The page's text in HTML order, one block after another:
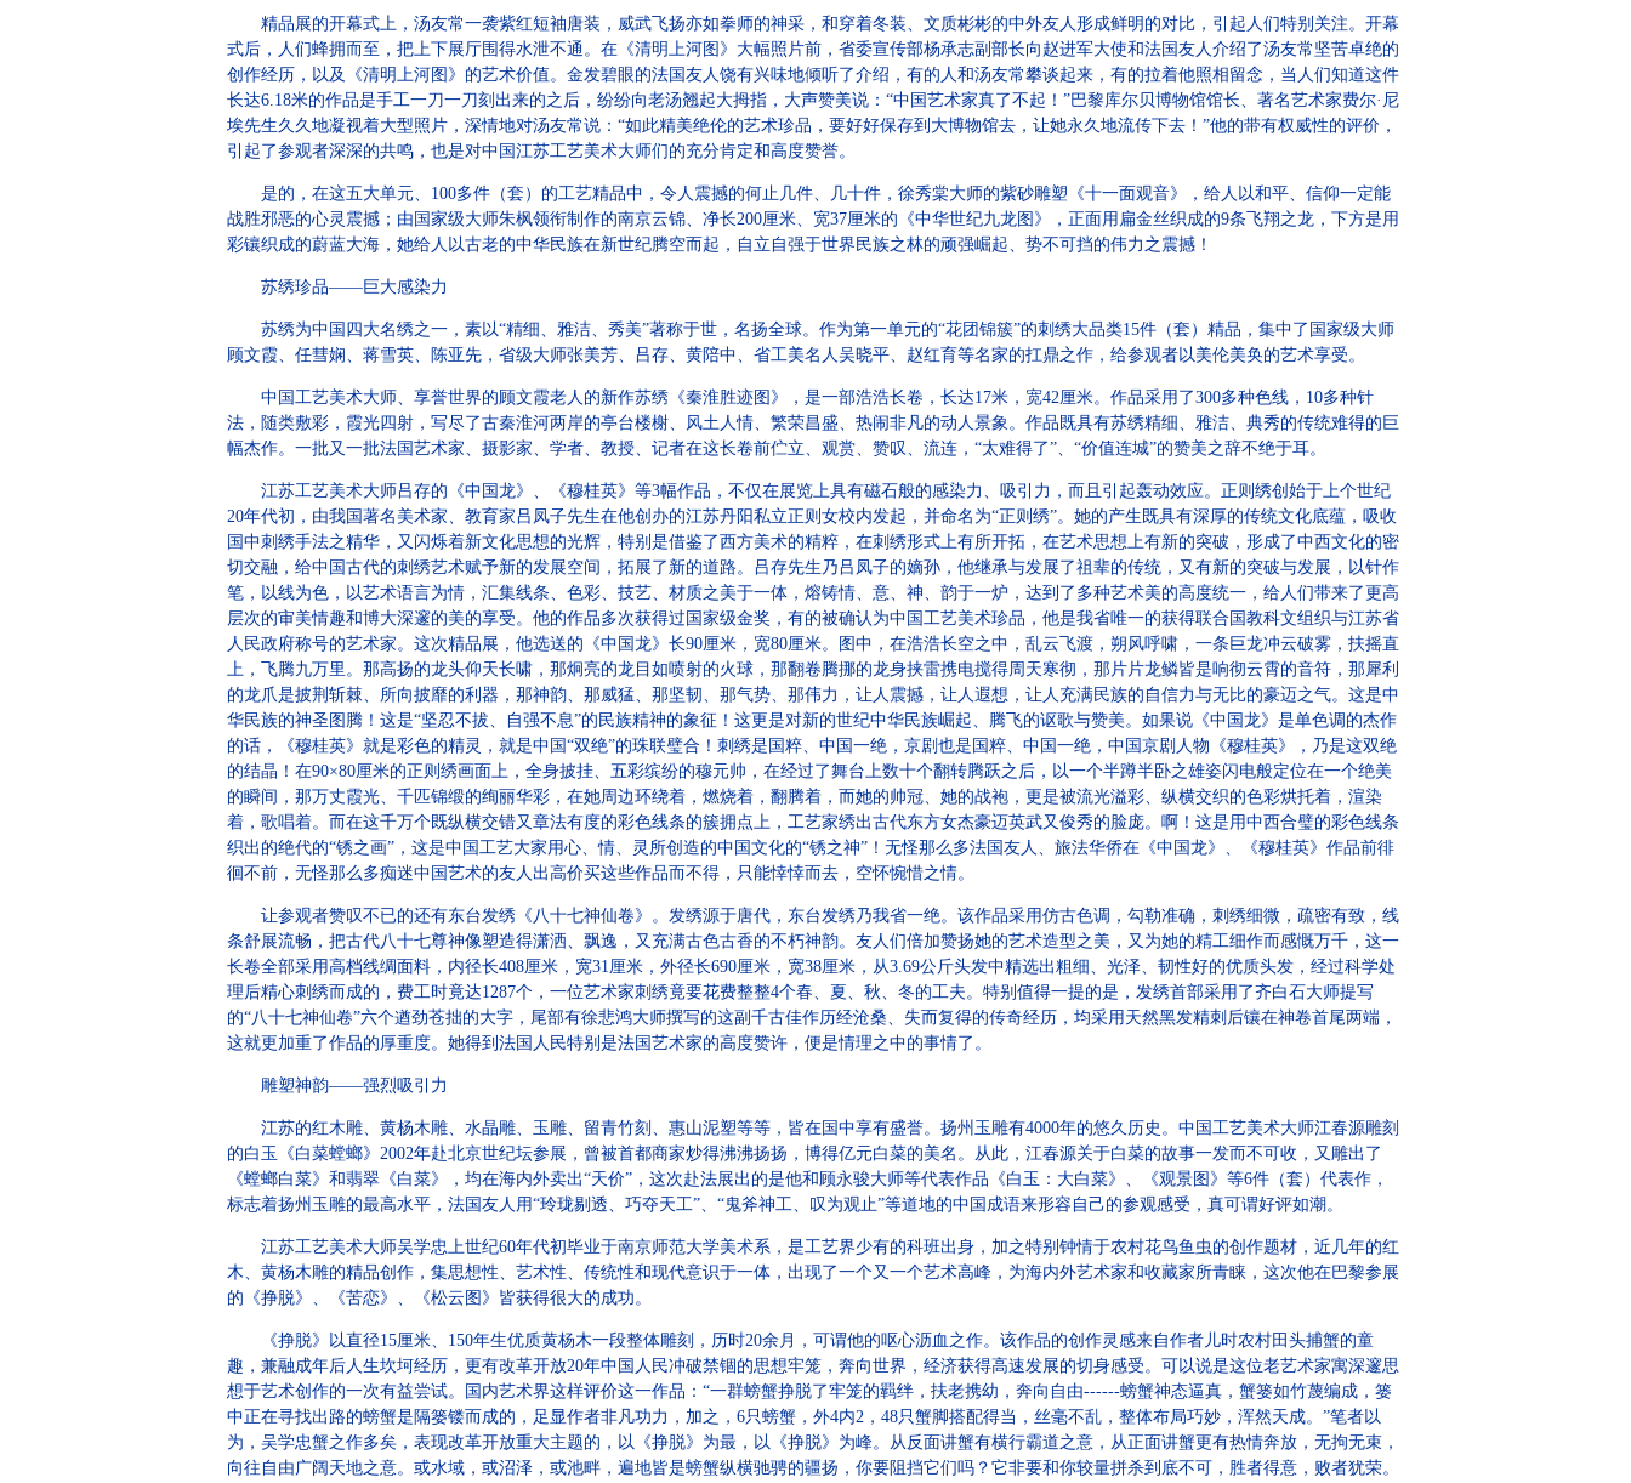
精品展的开幕式上，汤友常一袭紫红短袖唐装，威武飞扬亦如拳师的神采，和穿着冬装、文质彬彬的中外友人形成鲜明的对比，引起人们特别关注。开幕
式后，人们蜂拥而至，把上下展厅围得水泄不通。在《清明上河图》大幅照片前，省委宣传部杨承志副部长向赵进军大使和法国友人介绍了汤友常坚苦卓绝的
创作经历，以及《清明上河图》的艺术价值。金发碧眼的法国友人饶有兴味地倾听了介绍，有的人和汤友常攀谈起来，有的拉着他照相留念，当人们知道这件
长达6.18米的作品是手工一刀一刀刻出来的之后，纷纷向老汤翘起大拇指，大声赞美说：“中国艺术家真了不起！”巴黎库尔贝博物馆馆长、著名艺术家费尔·尼
埃先生久久地凝视着大型照片，深情地对汤友常说：“如此精美绝伦的艺术珍品，要好好保存到大博物馆去，让她永久地流传下去！”他的带有权威性的评价，
引起了参观者深深的共鸣，也是对中国江苏工艺美术大师们的充分肯定和高度赞誉。
是的，在这五大单元、100多件（套）的工艺精品中，令人震撼的何止几件、几十件，徐秀棠大师的紫砂雕塑《十一面观音》，给人以和平、信仰一定能
战胜邪恶的心灵震撼；由国家级大师朱枫领衔制作的南京云锦、净长200厘米、宽37厘米的《中华世纪九龙图》，正面用扁金丝织成的9条飞翔之龙，下方是用
彩镶织成的蔚蓝大海，她给人以古老的中华民族在新世纪腾空而起，自立自强于世界民族之林的顽强崛起、势不可挡的伟力之震撼！
苏绣珍品——巨大感染力
苏绣为中国四大名绣之一，素以“精细、雅洁、秀美”著称于世，名扬全球。作为第一单元的“花团锦簇”的刺绣大品类15件（套）精品，集中了国家级大师
顾文霞、任彗娴、蒋雪英、陈亚先，省级大师张美芳、吕存、黄陪中、省工美名人吴晓平、赵红育等名家的扛鼎之作，给参观者以美伦美奂的艺术享受。
中国工艺美术大师、享誉世界的顾文霞老人的新作苏绣《秦淮胜迹图》，是一部浩浩长卷，长达17米，宽42厘米。作品采用了300多种色线，10多种针
法，随类敷彩，霞光四射，写尽了古秦淮河两岸的亭台楼榭、风土人情、繁荣昌盛、热闹非凡的动人景象。作品既具有苏绣精细、雅洁、典秀的传统难得的巨
幅杰作。一批又一批法国艺术家、摄影家、学者、教授、记者在这长卷前伫立、观赏、赞叹、流连，“太难得了”、“价值连城”的赞美之辞不绝于耳。
江苏工艺美术大师吕存的《中国龙》、《穆桂英》等3幅作品，不仅在展览上具有磁石般的感染力、吸引力，而且引起轰动效应。正则绣创始于上个世纪
20年代初，由我国著名美术家、教育家吕凤子先生在他创办的江苏丹阳私立正则女校内发起，并命名为“正则绣”。她的产生既具有深厚的传统文化底蕴，吸收
国中刺绣手法之精华，又闪烁着新文化思想的光辉，特别是借鉴了西方美术的精粹，在刺绣形式上有所开拓，在艺术思想上有新的突破，形成了中西文化的密
切交融，给中国古代的刺绣艺术赋予新的发展空间，拓展了新的道路。吕存先生乃吕凤子的嫡孙，他继承与发展了祖辈的传统，又有新的突破与发展，以针作
笔，以线为色，以艺术语言为情，汇集线条、色彩、技艺、材质之美于一体，熔铸情、意、神、韵于一炉，达到了多种艺术美的高度统一，给人们带来了更高
层次的审美情趣和博大深邃的美的享受。他的作品多次获得过国家级金奖，有的被确认为中国工艺美术珍品，他是我省唯一的获得联合国教科文组织与江苏省
人民政府称号的艺术家。这次精品展，他选送的《中国龙》长90厘米，宽80厘米。图中，在浩浩长空之中，乱云飞渡，朔风呼啸，一条巨龙冲云破雾，扶摇直
上，飞腾九万里。那高扬的龙头仰天长啸，那炯亮的龙目如喷射的火球，那翻卷腾挪的龙身挟雷携电搅得周天寒彻，那片片龙鳞皆是响彻云霄的音符，那犀利
的龙爪是披荆斩棘、所向披靡的利器，那神韵、那威猛、那坚韧、那气势、那伟力，让人震撼，让人遐想，让人充满民族的自信力与无比的豪迈之气。这是中
华民族的神圣图腾！这是“坚忍不拔、自强不息”的民族精神的象征！这更是对新的世纪中华民族崛起、腾飞的讴歌与赞美。如果说《中国龙》是单色调的杰作
的话，《穆桂英》就是彩色的精灵，就是中国“双绝”的珠联璧合！刺绣是国粹、中国一绝，京剧也是国粹、中国一绝，中国京剧人物《穆桂英》，乃是这双绝
的结晶！在90×80厘米的正则绣画面上，全身披挂、五彩缤纷的穆元帅，在经过了舞台上数十个翻转腾跃之后，以一个半蹲半卧之雄姿闪电般定位在一个绝美
的瞬间，那万丈霞光、千匹锦缎的绚丽华彩，在她周边环绕着，燃烧着，翻腾着，而她的帅冠、她的战袍，更是被流光溢彩、纵横交织的色彩烘托着，渲染
着，歌唱着。而在这千万个既纵横交错又章法有度的彩色线条的簇拥点上，工艺家绣出古代东方女杰豪迈英武又俊秀的脸庞。啊！这是用中西合璧的彩色线条
织出的绝代的“锈之画”，这是中国工艺大家用心、情、灵所创造的中国文化的“锈之神”！无怪那么多法国友人、旅法华侨在《中国龙》、《穆桂英》作品前徘
徊不前，无怪那么多痴迷中国艺术的友人出高价买这些作品而不得，只能悻悻而去，空怀惋惜之情。
让参观者赞叹不已的还有东台发绣《八十七神仙卷》。发绣源于唐代，东台发绣乃我省一绝。该作品采用仿古色调，勾勒准确，刺绣细微，疏密有致，线
条舒展流畅，把古代八十七尊神像塑造得潇洒、飘逸，又充满古色古香的不朽神韵。友人们倍加赞扬她的艺术造型之美，又为她的精工细作而感慨万千，这一
长卷全部采用高档线绸面料，内径长408厘米，宽31厘米，外径长690厘米，宽38厘米，从3.69公斤头发中精选出粗细、光泽、韧性好的优质头发，经过科学处
理后精心刺绣而成的，费工时竟达1287个，一位艺术家刺绣竟要花费整整4个春、夏、秋、冬的工夫。特别值得一提的是，发绣首部采用了齐白石大师提写
的“八十七神仙卷”六个遒劲苍拙的大字，尾部有徐悲鸿大师撰写的这副千古佳作历经沧桑、失而复得的传奇经历，均采用天然黑发精刺后镶在神卷首尾两端，
这就更加重了作品的厚重度。她得到法国人民特别是法国艺术家的高度赞许，便是情理之中的事情了。
雕塑神韵——强烈吸引力
江苏的红木雕、黄杨木雕、水晶雕、玉雕、留青竹刻、惠山泥塑等等，皆在国中享有盛誉。扬州玉雕有4000年的悠久历史。中国工艺美术大师江春源雕刻
的白玉《白菜螳螂》2002年赴北京世纪坛参展，曾被首都商家炒得沸沸扬扬，博得亿元白菜的美名。从此，江春源关于白菜的故事一发而不可收，又雕出了
《螳螂白菜》和翡翠《白菜》，均在海内外卖出“天价”，这次赴法展出的是他和顾永骏大师等代表作品《白玉：大白菜》、《观景图》等6件（套）代表作，
标志着扬州玉雕的最高水平，法国友人用“玲珑剔透、巧夺天工”、“鬼斧神工、叹为观止”等道地的中国成语来形容自己的参观感受，真可谓好评如潮。
江苏工艺美术大师吴学忠上世纪60年代初毕业于南京师范大学美术系，是工艺界少有的科班出身，加之特别钟情于农村花鸟鱼虫的创作题材，近几年的红
木、黄杨木雕的精品创作，集思想性、艺术性、传统性和现代意识于一体，出现了一个又一个艺术高峰，为海内外艺术家和收藏家所青睐，这次他在巴黎参展
的《挣脱》、《苦恋》、《松云图》皆获得很大的成功。
《挣脱》以直径15厘米、150年生优质黄杨木一段整体雕刻，历时20余月，可谓他的呕心沥血之作。该作品的创作灵感来自作者儿时农村田头捕蟹的童
趣，兼融成年后人生坎坷经历，更有改革开放20年中国人民冲破禁锢的思想牢笼，奔向世界，经济获得高速发展的切身感受。可以说是这位老艺术家寓深邃思
想于艺术创作的一次有益尝试。国内艺术界这样评价这一作品：“一群螃蟹挣脱了牢笼的羁绊，扶老携幼，奔向自由------螃蟹神态逼真，蟹篓如竹蔑编成，篓
中正在寻找出路的螃蟹是隔篓镂而成的，足显作者非凡功力，加之，6只螃蟹，外4内2，48只蟹脚搭配得当，丝毫不乱，整体布局巧妙，浑然天成。”笔者以
为，吴学忠蟹之作多矣，表现改革开放重大主题的，以《挣脱》为最，以《挣脱》为峰。从反面讲蟹有横行霸道之意，从正面讲蟹更有热情奔放，无拘无束，
向往自由广阔天地之意。或水域，或沼泽，或池畔，遍地皆是螃蟹纵横驰骋的疆扬，你要阻挡它们吗？它非要和你较量拼杀到底不可，胜者得意，败者犹荣。